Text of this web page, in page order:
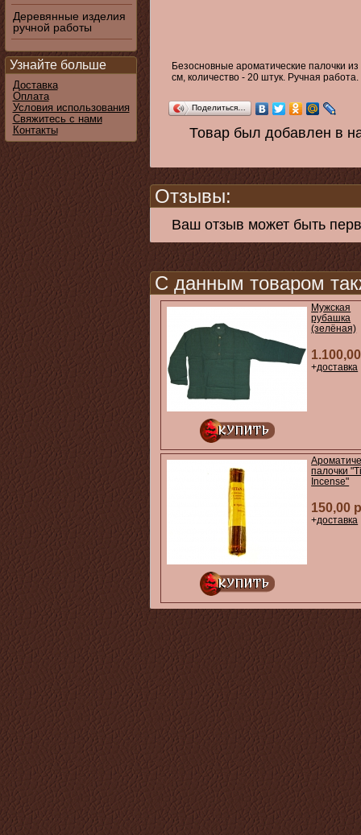
Безосновные ароматические палочки
см, количество - 20 штук. Ручная работа.
Поделиться…
Товар был добавлен в
Отзывы:
Ваш отзыв может быть
С данным товаром
Мужская
рубашка
(зелёная)
+доставка
палочки
Incense"
150,00
+доставка
Деревянные изделия
ручной работы
Узнайте больше
Доставка
Оплата
Условия использования
Свяжитесь с нами
Контакты